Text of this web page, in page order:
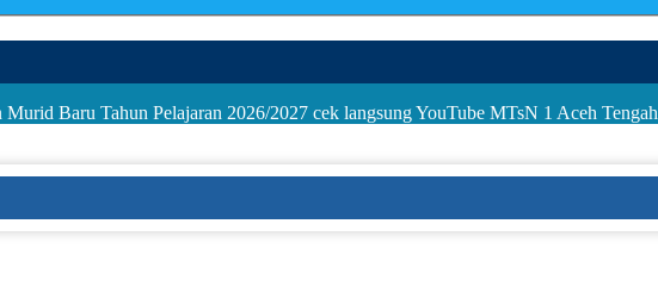
Murid Baru Tahun Pelajaran 2026/2027 cek langsung YouTube MTsN 1 Aceh Tengah